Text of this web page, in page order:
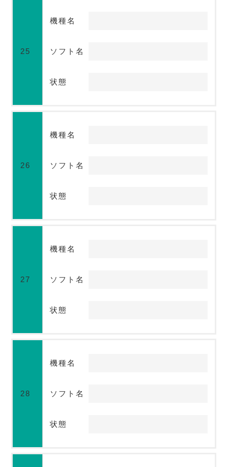
25
機種名
ソフト名
状態
26
機種名
ソフト名
状態
27
機種名
ソフト名
状態
28
機種名
ソフト名
状態